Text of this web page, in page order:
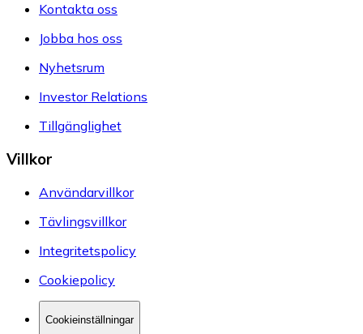
Kontakta oss
Jobba hos oss
Nyhetsrum
Investor Relations
Tillgänglighet
Villkor
Användarvillkor
Tävlingsvillkor
Integritetspolicy
Cookiepolicy
Cookieinställningar